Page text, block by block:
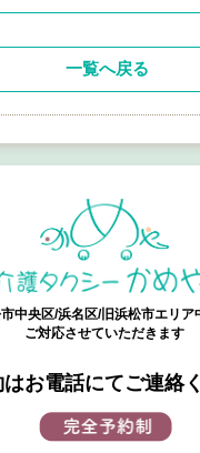
一覧へ戻る
中央区/浜名区/旧浜松市エリア
ご対応させていただきます
はお電話にてご連絡